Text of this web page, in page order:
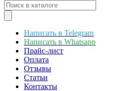
Написать в Telegram
Написать в Whatsapp
Прайс-лист
Оплата
Отзывы
Статьи
Контакты